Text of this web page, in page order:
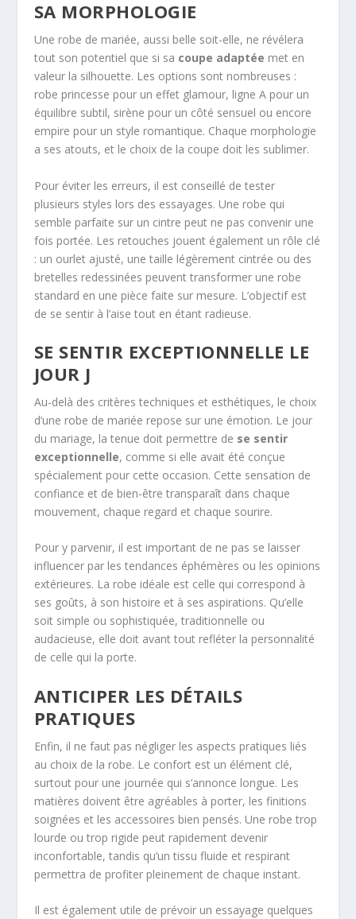
SA MORPHOLOGIE
Une robe de mariée, aussi belle soit-elle, ne révélera
tout son potentiel que si sa coupe adaptée met en
valeur la silhouette. Les options sont nombreuses :
robe princesse pour un effet glamour, ligne A pour un
équilibre subtil, sirène pour un côté sensuel ou encore
empire pour un style romantique. Chaque morphologie
a ses atouts, et le choix de la coupe doit les sublimer.
Pour éviter les erreurs, il est conseillé de tester
plusieurs styles lors des essayages. Une robe qui
semble parfaite sur un cintre peut ne pas convenir une
fois portée. Les retouches jouent également un rôle clé
: un ourlet ajusté, une taille légèrement cintrée ou des
bretelles redessinées peuvent transformer une robe
standard en une pièce faite sur mesure. L’objectif est
de se sentir à l’aise tout en étant radieuse.
SE SENTIR EXCEPTIONNELLE LE
JOUR J
Au-delà des critères techniques et esthétiques, le choix
d’une robe de mariée repose sur une émotion. Le jour
du mariage, la tenue doit permettre de se sentir
exceptionnelle, comme si elle avait été conçue
spécialement pour cette occasion. Cette sensation de
confiance et de bien-être transparaît dans chaque
mouvement, chaque regard et chaque sourire.
Pour y parvenir, il est important de ne pas se laisser
influencer par les tendances éphémères ou les opinions
extérieures. La robe idéale est celle qui correspond à
ses goûts, à son histoire et à ses aspirations. Qu’elle
soit simple ou sophistiquée, traditionnelle ou
audacieuse, elle doit avant tout refléter la personnalité
de celle qui la porte.
ANTICIPER LES DÉTAILS
PRATIQUES
Enfin, il ne faut pas négliger les aspects pratiques liés
au choix de la robe. Le confort est un élément clé,
surtout pour une journée qui s’annonce longue. Les
matières doivent être agréables à porter, les finitions
soignées et les accessoires bien pensés. Une robe trop
lourde ou trop rigide peut rapidement devenir
inconfortable, tandis qu’un tissu fluide et respirant
permettra de profiter pleinement de chaque instant.
Il est également utile de prévoir un essayage quelques